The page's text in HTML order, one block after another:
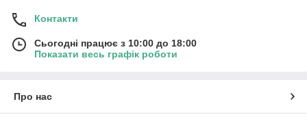
Контакти
Сьогодні працює з 10:00 до 18:00
Показати весь графік роботи
Про нас